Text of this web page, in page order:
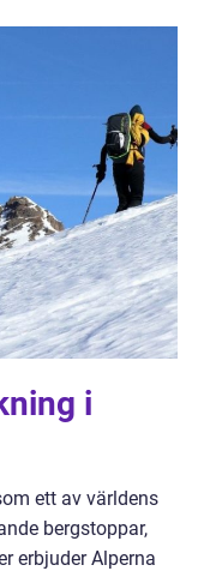
i
ett av världens
bergstoppar,
erbjuder Alperna